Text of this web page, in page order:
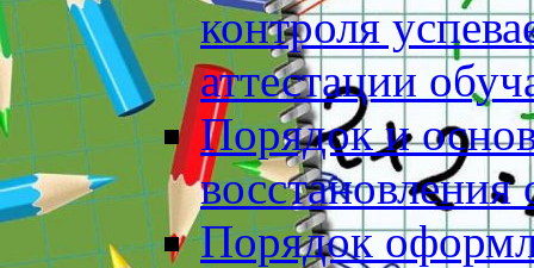
контроля
аттестации
Порядок и
Порядок